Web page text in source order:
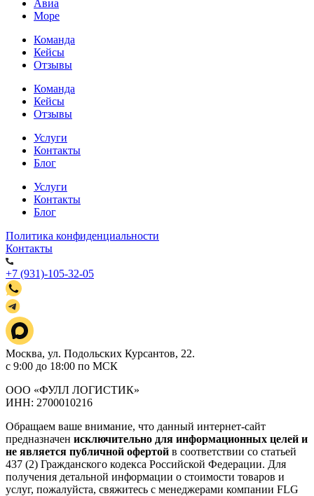
Авиа
Море
Команда
Кейсы
Отзывы
Команда
Кейсы
Отзывы
Услуги
Контакты
Блог
Услуги
Контакты
Блог
Политика конфиденциальности
Контакты
+7 (931)-105-32-05
Москва, ул. Подольских Курсантов, 22.
с 9:00 до 18:00 по МСК
ООО «ФУЛЛ ЛОГИСТИК»
ИНН: 2700010216
Обращаем ваше внимание, что данный интернет-сайт
предназначен исключительно для информационных целей и
не является публичной офертой в соответствии со статьей
437 (2) Гражданского кодекса Российской Федерации. Для
получения детальной информации о стоимости товаров и
услуг, пожалуйста, свяжитесь с менеджерами компании FLG